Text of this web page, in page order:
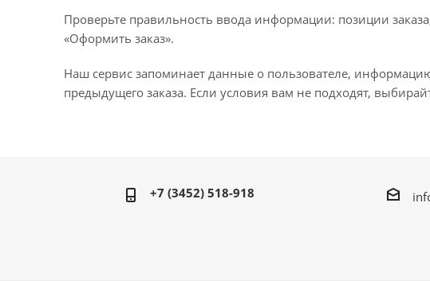
Проверьте правильность ввода информации: позиции
«Оформить заказ».
Наш сервис запоминает данные о пользователе,
предыдущего заказа. Если условия вам не подходят,
+7 (3452) 518-918